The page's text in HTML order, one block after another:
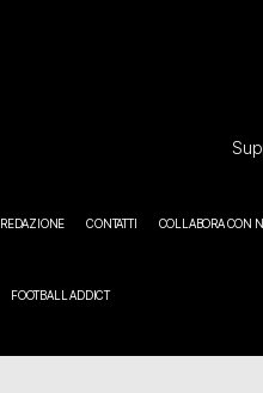
REDAZIONE CONTATTI COLLABORA CON
FOOTBALL ADDICT